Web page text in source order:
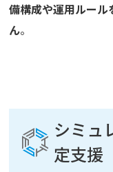
備構成や運用ルー
ん。
シミュ
定支援